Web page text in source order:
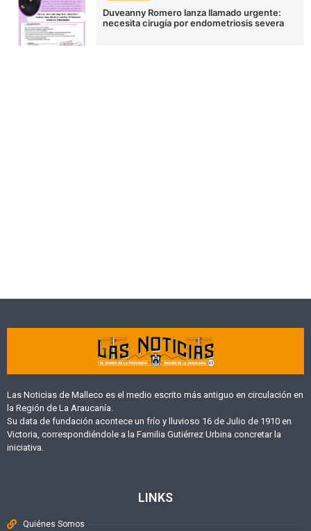
Duveanny Romero lanza llamado urgente:
necesita cirugía por endometriosis severa
Las Noticias de Malleco es el medio escrito más antiguo en circulación en
la Región de La Araucanía.
Su data de fundación acontece un frío y lluvioso 16 de Julio de 1910 en
Victoria, correspondiéndole a la Familia Gutiérrez Urbina concretar la
iniciativa.
LINKS
Quiénes Somos